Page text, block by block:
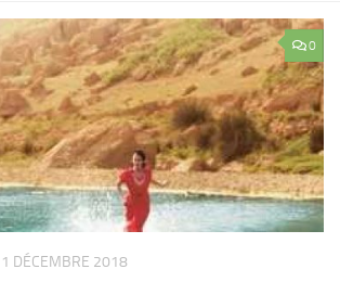
0
1 DÉCEMBRE 2018